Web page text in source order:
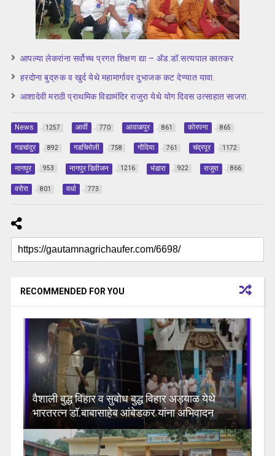
आपल्या लेकरांना सर्वोच्च प्रगत शिक्षण द्या – ॲड.डॉ.सत्यपाल कातकर
हरदोना बुद्रुक व खुर्द येथे महामार्गावर दुभाजक कट देण्यात यावा.
आशादेवी मराठी प्राथमिक विद्यामंदिर राजुरा येथे योग दिवस उत्साहात साजरा.
News 1257 आर्वी 770 आवाळपुर 861 कोरपना 865
गडचांदुर 892 गडचिरोली 758 गोंदिया 761 चंद्रपूर 1172
नागपुर 953 नागपुर डिवीजन 1216 भंडारा 922 राजुरा 866
वरोरा 801 वर्धा 773
RECOMMENDED FOR YOU
वैशाली बुद्ध विहार व सुबोध बुद्ध विहार अड्याळ येथे
भारतरत्न डॉ.बाबासाहेब आंबेडकर यांना अभिवादन